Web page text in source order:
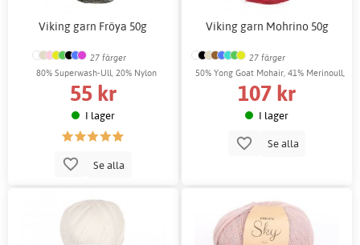
Viking garn Fröya 50g
27 färger
80% Superwash-Ull, 20% Nylon
55 kr
I lager
Se alla
Viking garn Mohrino 50g
27 färger
50% Yong Goat Mohair, 41% Merinoull,
9% Polyamid
107 kr
I lager
Se alla